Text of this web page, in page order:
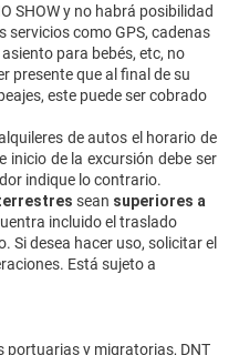
SHOW y no habrá posibilidad
servicios como GPS, cadenas
para bebés, etc, no
presente que al final de su
este puede ser cobrado
de autos el horario de
inicio de la excursión debe ser
indique lo contrario.
sean superiores a
incluido el traslado
Si desea hacer uso, solicitar el
Está sujeto a
portuarias y migratorias, DNT